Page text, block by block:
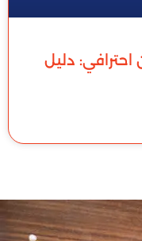
احترافي: دليل